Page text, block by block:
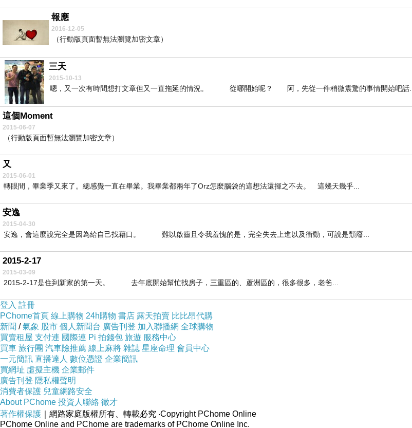
報應
2016-12-05
（行動版頁面暫無法瀏覽加密文章）
三天
2015-10-13
嗯，又一次有時間想打文章但又一直拖延的情況。 從哪開始呢？ 阿，先從一件稍微震驚的事情開始吧話...
這個Moment
2015-06-07
（行動版頁面暫無法瀏覽加密文章）
又
2015-06-01
轉眼間，畢業季又來了。總感覺一直在畢業。我畢業都兩年了Orz怎麼腦袋的這想法還揮之不去。 這幾天幾乎...
安逸
2015-04-30
安逸，會這麼說完全是因為給自己找藉口。 難以啟齒且令我羞愧的是，完全失去上進以及衝動，可說是頹廢...
2015-2-17
2015-03-09
2015-2-17是住到新家的第一天。 去年底開始幫忙找房子，三重區的、蘆洲區的，很多很多，老爸...
登入 註冊
PChome首頁 線上購物 24h購物 書店 露天拍賣 比比昂代購
新聞 /氣象 股市 個人新聞台 廣告刊登 加入聯播網 全球購物
買賣租屋 支付連 國際連 Pi 拍錢包 旅遊 服務中心
買車 旅行團 汽車險推薦 線上麻將 雜誌 星座命理 會員中心
一元簡訊 直播達人 數位憑證 企業簡訊
買網址 虛擬主機 企業郵件
廣告刊登 隱私權聲明
消費者保護 兒童網路安全
About PChome 投資人聯絡 徵才
著作權保護 ｜網路家庭版權所有、轉載必究 ‧Copyright PChome Online
PChome Online and PChome are trademarks of PChome Online Inc.